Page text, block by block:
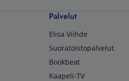
Palvelut
Elisa Viihde
Suoratoistopalvelut
Bookbeat
Kaapeli-TV